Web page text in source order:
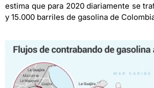
estima que para 2020 diariamente se
y 15.000 barriles de gasolina de